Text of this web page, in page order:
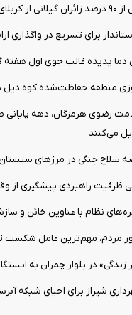
معلی
برای تسریع در واگذاری اراضی
دما پدیده غالب جوی اول هفته
منطقه حفاظت‌شده کوه دیل
رضوی هرمزگان، دهه
می‌کنند
ظرفیت راهبردی پیشگیری از
نظام با عناوین خائن و
مردم، مهم‌ترین عامل شکست
در بلوار چمران به
شیراز برای احیای شبکه